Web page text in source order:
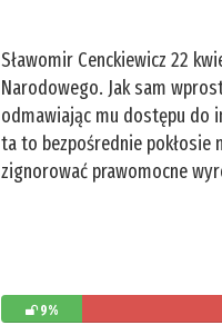
Sławomir Cenckiewicz 22
Narodowego. Jak sam
odmawiając mu dostępu do
ta to bezpośrednie pokłosie
zignorować prawomocne
9%